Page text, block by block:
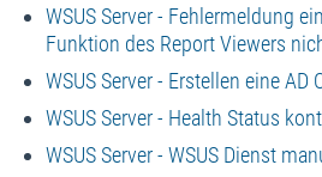
WSUS Server - Fehlermeldung
Funktion des Report Viewers
WSUS Server - Erstellen eine AD
WSUS Server - Health Status
WSUS Server - WSUS Dienst